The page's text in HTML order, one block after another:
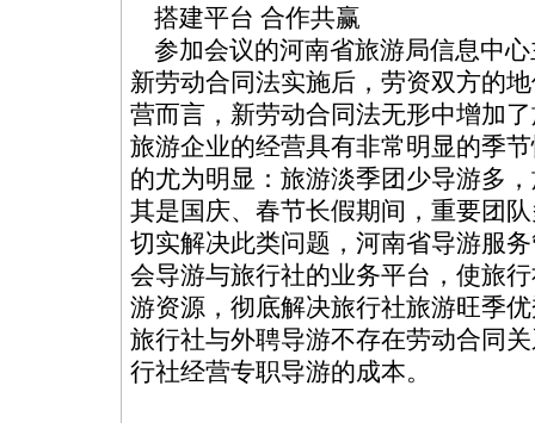
搭建平台 合作共赢
参加会议的河南省旅游局信息中心
新劳动合同法实施后，劳资双方的
营而言，新劳动合同法无形中增加
旅游企业的经营具有非常明显的季
的尤为明显：旅游淡季团少导游多
其是国庆、春节长假期间，重要团
切实解决此类问题，河南省导游服
会导游与旅行社的业务平台，使旅
游资源，彻底解决旅行社旅游旺季
旅行社与外聘导游不存在劳动合同
行社经营专职导游的成本。